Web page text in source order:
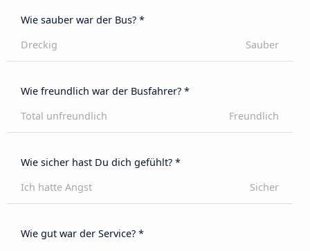
Wie sauber war der Bus? *
Dreckig
Sauber
Wie freundlich war der Busfahrer? *
Total unfreundlich
Freundlich
Wie sicher hast Du dich gefühlt? *
Ich hatte Angst
Sicher
Wie gut war der Service? *